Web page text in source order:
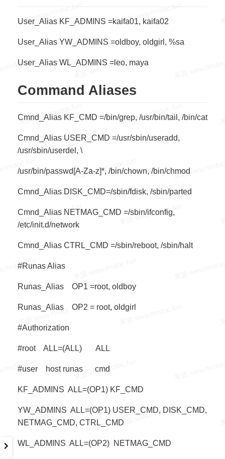
User_Alias KF_ADMINS =kaifa01, kaifa02
User_Alias YW_ADMINS =oldboy, oldgirl, %sa
User_Alias WL_ADMINS =leo, maya
Command Aliases
Cmnd_Alias KF_CMD =/bin/grep, /usr/bin/tail, /bin/cat
Cmnd_Alias USER_CMD =/usr/sbin/useradd,
/usr/sbin/userdel, \
/usr/bin/passwd[A-Za-z]*, /bin/chown, /bin/chmod
Cmnd_Alias DISK_CMD=/sbin/fdisk, /sbin/parted
Cmnd_Alias NETMAG_CMD =/sbin/ifconfig,
/etc/init.d/network
Cmnd_Alias CTRL_CMD =/sbin/reboot, /sbin/halt
#Runas Alias
Runas_Alias OP1 =root, oldboy
Runas_Alias OP2 = root, oldgirl
#Authorization
#root ALL=(ALL) ALL
#user host runas cmd
KF_ADMINS ALL=(OP1) KF_CMD
YW_ADMINS ALL=(OP1) USER_CMD, DISK_CMD,
NETMAG_CMD, CTRL_CMD
WL_ADMINS ALL=(OP2) NETMAG_CMD